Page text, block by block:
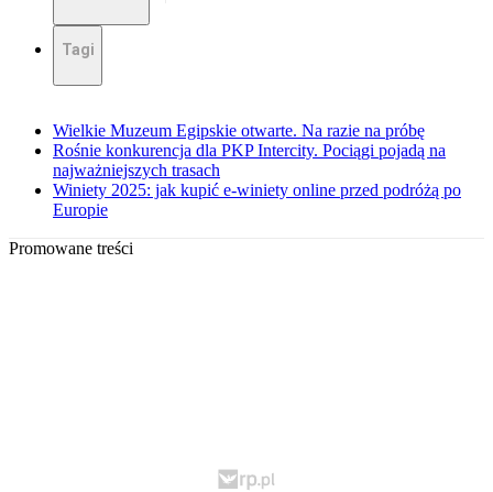
Tagi
Wielkie Muzeum Egipskie otwarte. Na razie na próbę
Rośnie konkurencja dla PKP Intercity. Pociągi pojadą na
najważniejszych trasach
Winiety 2025: jak kupić e-winiety online przed podróżą po
Europie
Promowane treści